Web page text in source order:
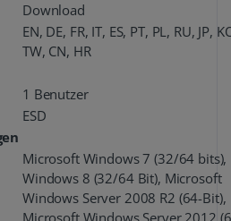
Download
EN, DE, FR, IT, ES, PT, PL, RU, JP,
TW, CN, HR
1 Benutzer
ESD
Microsoft Windows 7 (32/64 bits),
Windows 8 (32/64 Bit), Microsoft
Windows Server 2008 R2 (64-Bit),